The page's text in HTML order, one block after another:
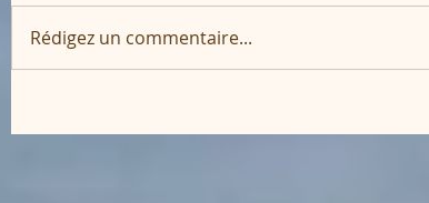
Rédigez un commentaire...